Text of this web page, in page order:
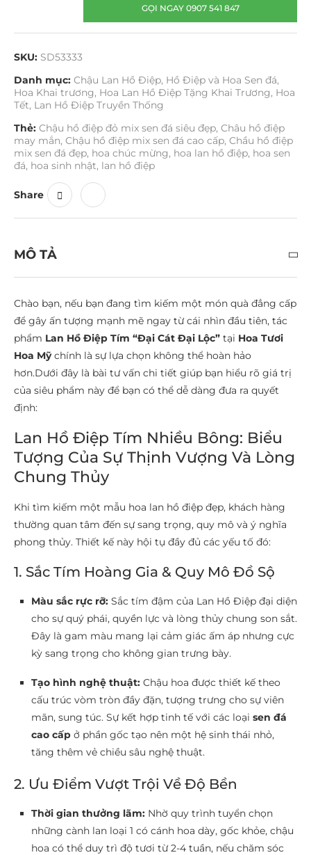
GỌI NGAY 0907 541 847
SKU: SD53333
Danh mục: Chậu Lan Hồ Điệp, Hồ Điệp và Hoa Sen đá,
Hoa Khai trương, Hoa Lan Hồ Điệp Tặng Khai Trương, Hoa
Tết, Lan Hồ Điệp Truyền Thống
Thẻ: Chậu hồ điệp đỏ mix sen đá siêu đẹp, Châu hồ điệp
may mắn, Chậu hồ điệp mix sen đá cao cấp, Chầu hồ điệp
mix sen đá đẹp, hoa chúc mừng, hoa lan hồ điệp, hoa sen
đá, hoa sinh nhật, lan hồ điệp
Share
MÔ TẢ
Chào bạn, nếu bạn đang tìm kiếm một món quà đẳng cấp
để gây ấn tượng mạnh mẽ ngay từ cái nhìn đầu tiên, tác
phẩm Lan Hồ Điệp Tím “Đại Cát Đại Lộc” tại Hoa Tươi
Hoa Mỹchính là sự lựa chọn không thể hoàn hảo
hơn.Dưới đây là bài tư vấn chi tiết giúp bạn hiểu rõ giá trị
của siêu phẩm này để bạn có thể dễ dàng đưa ra quyết
định:
Lan Hồ Điệp Tím Nhiều Bông: Biểu
Tượng Của Sự Thịnh Vượng Và Lòng
Chung Thủy
Khi tìm kiếm một mẫu hoa lan hồ điệp đẹp, khách hàng
thường quan tâm đến sự sang trọng, quy mô và ý nghĩa
phong thủy. Thiết kế này hội tụ đầy đủ các yếu tố đó:
1. Sắc Tím Hoàng Gia & Quy Mô Đồ Sộ
Màu sắc rực rỡ: Sắc tím đậm của Lan Hồ Điệp đại diện
cho sự quý phái, quyền lực và lòng thủy chung son sắt.
Đây là gam màu mang lại cảm giác ấm áp nhưng cực
kỳ sang trọng cho không gian trưng bày.
Tạo hình nghệ thuật: Chậu hoa được thiết kế theo
cấu trúc vòm tròn đầy đặn, tượng trưng cho sự viên
mãn, sung túc. Sự kết hợp tinh tế với các loại sen đá
cao cấp ở phần gốc tạo nên một hệ sinh thái nhỏ,
tăng thêm vẻ chiều sâu nghệ thuật.
2. Ưu Điểm Vượt Trội Về Độ Bền
Thời gian thưởng lãm: Nhờ quy trình tuyển chọn
những cành lan loại 1 có cánh hoa dày, gốc khỏe, chậu
hoa có thể duy trì độ tươi từ 2-4 tuần, nếu chăm sóc